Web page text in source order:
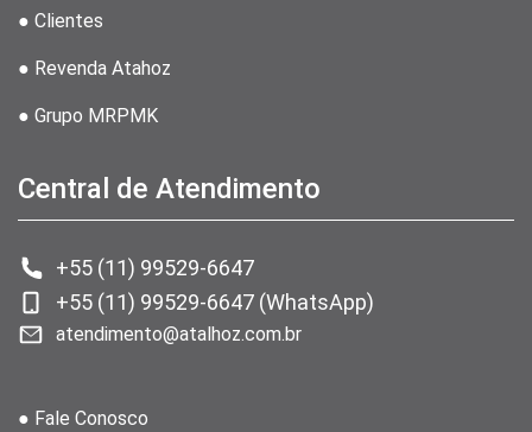
● Clientes
● Revenda Atahoz
● Grupo MRPMK
Central de Atendimento
+55 (11) 99529-6647
+55 (11) 99529-6647 (WhatsApp)
atendimento@atalhoz.com.br
● Fale Conosco